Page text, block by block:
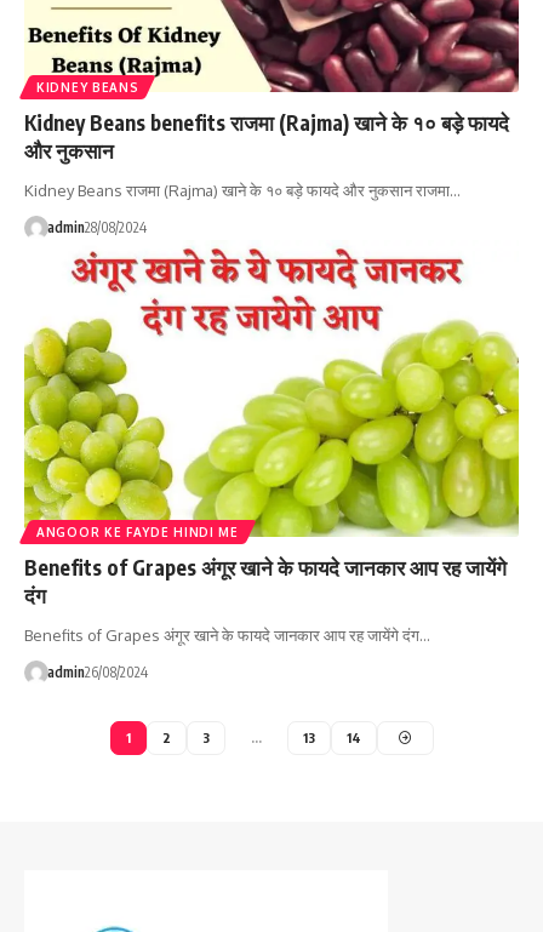
KIDNEY BEANS
Kidney Beans benefits राजमा (Rajma) खाने के १० बड़े फायदे
और नुकसान
Kidney Beans राजमा (Rajma) खाने के १० बड़े फायदे और नुकसान राजमा…
admin28/08/2024
ANGOOR KE FAYDE HINDI ME
Benefits of Grapes अंगूर खाने के फायदे जानकार आप रह जायेंगे
दंग
Benefits of Grapes अंगूर खाने के फायदे जानकार आप रह जायेंगे दंग…
admin26/08/2024
1 2 3 … 13 14